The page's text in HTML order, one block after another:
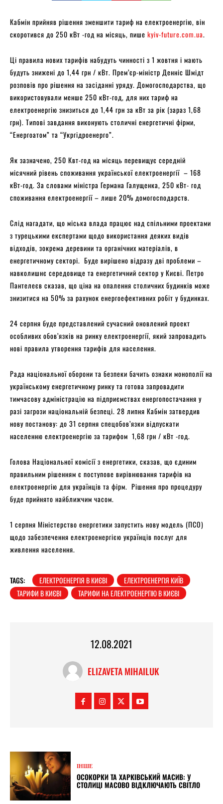
Кабмін прийняв рішення зменшити тариф на електроенергію, він
скоротився до 250 кВт -год на місяць, пише kyiv-future.com.ua.
Ці правила нових тарифів набудуть чинності з 1 жовтня і мають
будуть знижені до 1,44 грн / кВт. Прем’єр-міністр Денніс Шмідт
розповів про рішення на засіданні уряду. Домогосподарства, що
використовували менше 250 кВт-год, для них тариф на
електроенергію знизиться до 1,44 грн за кВт за рік (зараз 1,68
грн). Типові завдання виконують столичні енергетичні фірми,
“Енергоатом” та “Укргідроенерго”.
Як зазначено, 250 Квт-год на місяць перевищує середній
місячний рівень споживання української електроенергії – 168
кВт-год. За словами міністра Германа Галущенка, 250 кВт- год
споживання електроенергії – лише 20% домогосподарств.
Слід нагадати, що міська влада працює над спільними проектами
з турецькими експертами щодо використання деяких видів
відходів, зокрема деревини та органічних матеріалів, в
енергетичному секторі. Буде вирішено відразу дві проблеми –
навколишнє середовище та енергетичний сектор у Києві. Петро
Пантелеєв сказав, що ціна на опалення столичних будинків може
знизитися на 50% за рахунок енергоефективних робіт у будинках.
24 серпня буде представлений сучасний оновлений проект
особливих обов’язків на ринку електроенергії, який запровадить
нові правила утворення тарифів для населення.
Рада національної оборони та безпеки бачить ознаки монополії на
українському енергетичному ринку та готова запровадити
тимчасову адміністрацію на підприємствах енергопостачання у
разі загрози національній безпеці. 28 липня Кабмін затвердив
нову постанову: до 31 серпня спецобов’язки відпускати
населенню електроенергію за тарифом 1,68 грн / кВт -год.
Голова Національної комісії з енергетики, сказав, що єдиним
правильним рішенням є поступове вирівнювання тарифів на
електроенергію для українців та фірм. Рішення про процедуру
буде прийнято найближчим часом.
1 серпня Міністерство енергетики запустить нову модель (ПСО)
щодо забезпечення електроенергією українців послуг для
живлення населення.
TAGS: ЕЛЕКТРОЕНЕРГІЯ В КИЄВІ
ЕЛЕКТРОЕНЕРГІЯ КИЇВ
ТАРИФИ В КИЄВІ
ТАРИФИ НА ЕЛЕКТРОЕНЕРГІЮ В КИЄВІ
12.08.2021
ELIZAVETA MIHAILUK
ІНШЕ
ОСОКОРКИ ТА ХАРКІВСЬКИЙ МАСИВ: У
СТОЛИЦІ МАСОВО ВІДКЛЮЧАЮТЬ СВІТЛО